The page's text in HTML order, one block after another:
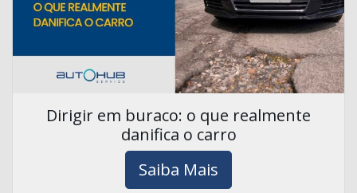
Dirigir em buraco: o que realmente
danifica o carro
Saiba Mais